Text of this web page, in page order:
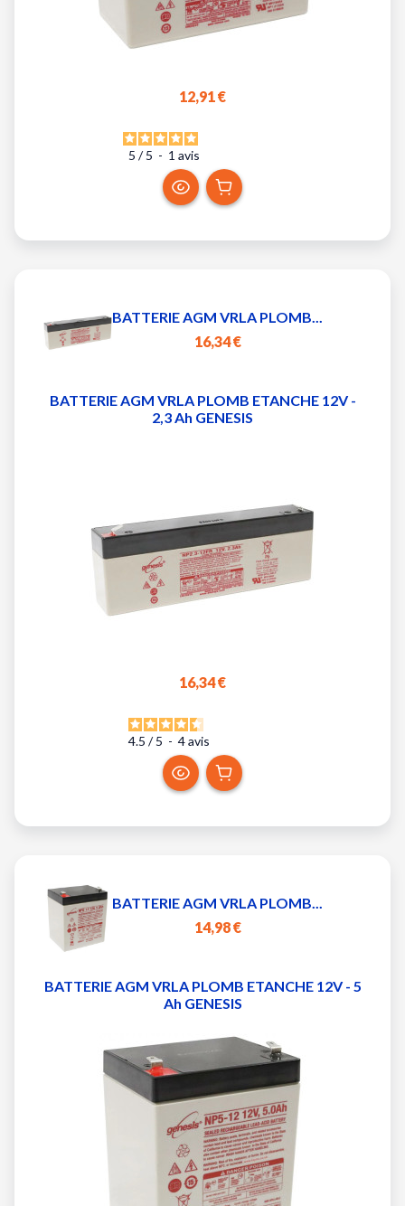
12,91 €
5 / 5 - 1 avis
BATTERIE AGM VRLA PLOMB...
16,34 €
BATTERIE AGM VRLA PLOMB ETANCHE 12V -
2,3 Ah GENESIS
16,34 €
4.5 / 5 - 4avis
BATTERIE AGM VRLA PLOMB...
14,98 €
BATTERIE AGM VRLA PLOMB ETANCHE 12V - 5
Ah GENESIS